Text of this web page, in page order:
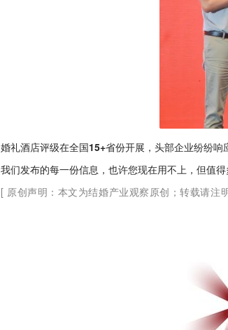
婚礼酒店评级在全国15+省份开展，头部企业纷纷
我们发布的每一份信息，也许您现在用不上，但值
[ 原创声明：本文为结婚产业观察原创；转载请